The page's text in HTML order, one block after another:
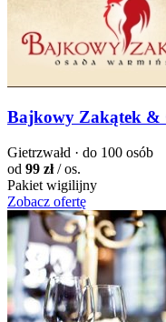
Bajkowy Zakątek &
Gietrzwałd · do 100 osób
od 99 zł/ os.
Pakiet wigilijny
Zobacz ofertę